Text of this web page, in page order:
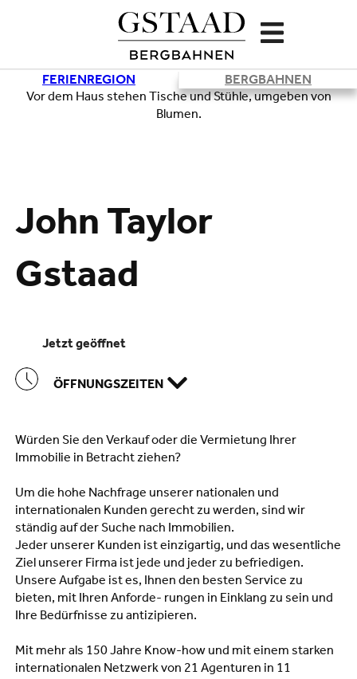
FERIENREGION BERGBAHNEN
John Taylor
Gstaad
jetzt geöffnet
ÖFFNUNGSZEITEN
Würden Sie den Verkauf oder die Vermietung Ihrer
Immobilie in Betracht ziehen?
Um die hohe Nachfrage unserer nationalen und
internationalen Kunden gerecht zu werden, sind wir
ständig auf der Suche nach Immobilien.
Jeder unserer Kunden ist einzigartig, und das wesentliche
Ziel unserer Firma ist jede und jeder zu befriedigen.
Unsere Aufgabe ist es, Ihnen den besten Service zu
bieten, mit Ihren Anforde- rungen in Einklang zu sein und
Ihre Bedürfnisse zu antizipieren.
Mit mehr als 150 Jahre Know-how und mit einem starken
internationalen Netzwerk von 21 Agenturen in 11